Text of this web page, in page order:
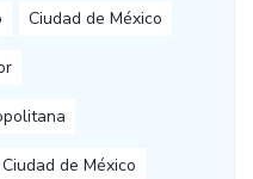
Ciudad de México
de México